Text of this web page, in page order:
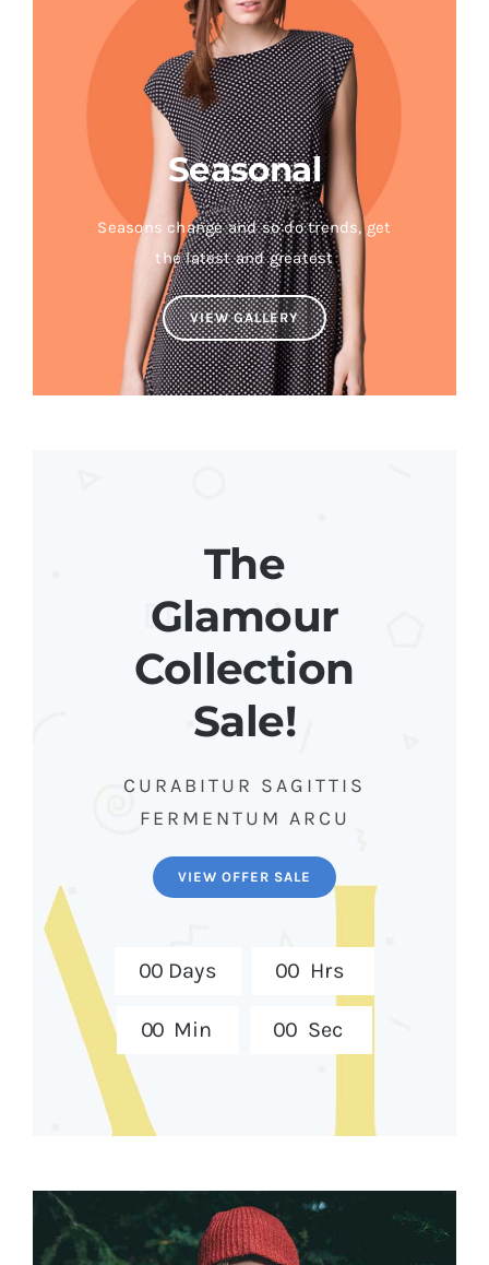
Seasonal
Seasons change and so do trends, get
the latest and greatest
VIEW GALLERY
The
Glamour
Collection
Sale!
CURABITUR SAGITTIS
FERMENTUM ARCU
VIEW OFFER SALE
00 Days 00 Hrs
00 Min 00 Sec